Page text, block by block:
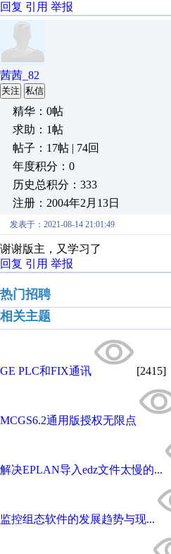
回复 引用 举报
茜茜_82
关注 私信
精华：0帖
求助：1帖
帖子：17帖 | 74回
年度积分：0
历史总积分：333
注册：2004年2月13日
发表于：2021-08-14 21:01:49
谢谢版主，又学习了
回复 引用 举报
热门招聘
相关主题
GE PLC和FIX通讯 [2415]
MCGS6.2通用版授权无限点
解决EPLAN导入edz文件太慢的...
监控组态软件的发展趋势与现...